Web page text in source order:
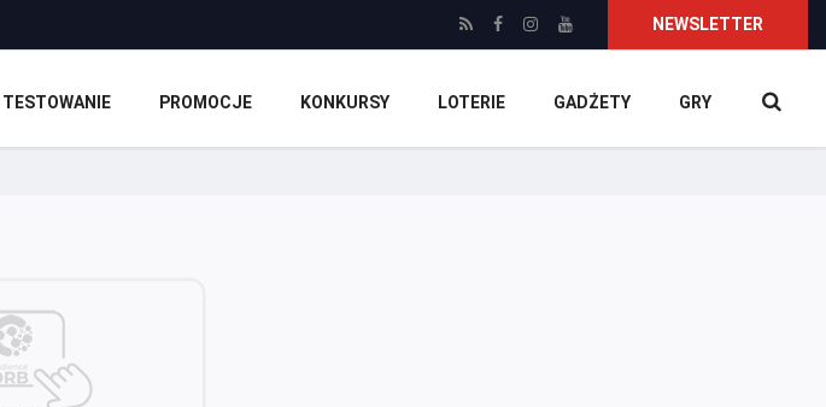
NEWSLETTER
TESTOWANIE PROMOCJE KONKURSY LOTERIE GADŻETY GRY